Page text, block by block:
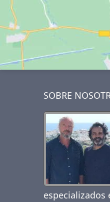
SOBRE
especializados